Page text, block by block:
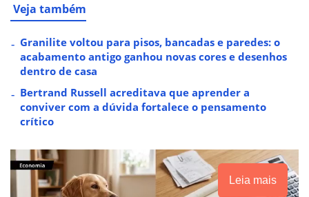
Veja também
Granilite voltou para pisos, bancadas e paredes: o
acabamento antigo ganhou novas cores e desenhos
dentro de casa
Bertrand Russell acreditava que aprender a
conviver com a dúvida fortalece o pensamento
crítico
Leia mais